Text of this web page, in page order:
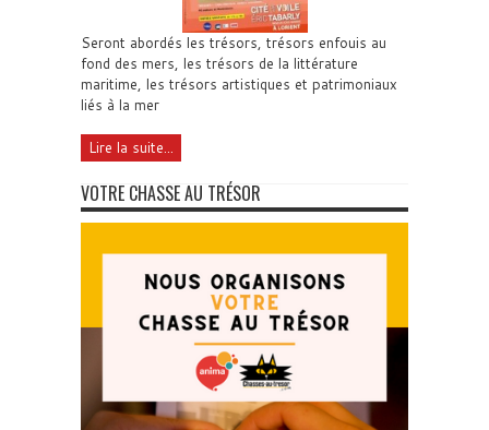
Seront abordés les trésors, trésors enfouis au
fond des mers, les trésors de la littérature
maritime, les trésors artistiques et patrimoniaux
liés à la mer
Lire la suite...
VOTRE CHASSE AU TRÉSOR